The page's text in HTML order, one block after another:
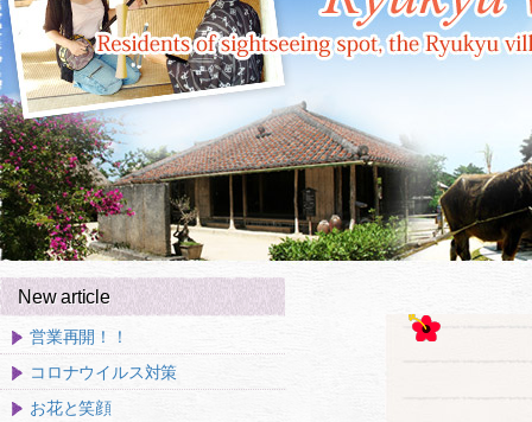
New article
営業再開！！
コロナウイルス対策
お花と笑顔